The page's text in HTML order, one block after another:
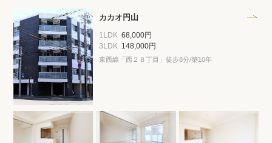
カカオ円山
1LDK 68,000円
3LDK 148,000円
東西線「西２８丁目」徒歩8分/築10年